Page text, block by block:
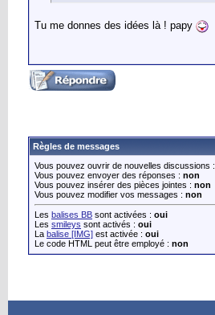
Tu me donnes des idées là ! papy
Règles de messages
Vous pouvez ouvrir de nouvelles discussions :
Vous pouvez envoyer des réponses : non
Vous pouvez insérer des pièces jointes : non
Vous pouvez modifier vos messages : non
Les balises BB sont activées : oui
Les smileys sont activés : oui
La balise [IMG] est activée : oui
Le code HTML peut être employé : non